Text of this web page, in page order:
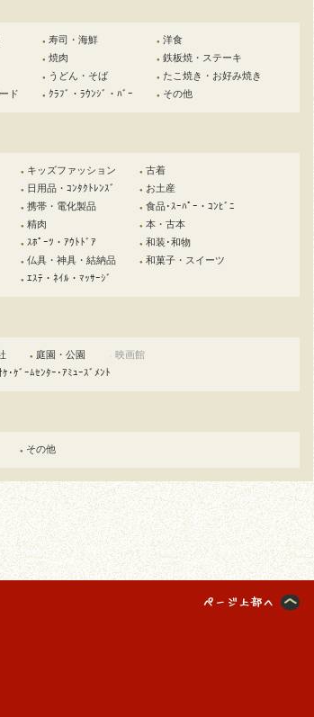
ド
● 寿司・海鮮
● 焼肉
● うどん・そば
● ｸﾗﾌﾞ・ﾗｳﾝｼﾞ・ﾊﾞｰ
● 洋食
● 鉄板焼・ステーキ
● たこ焼き・お好み焼き
● その他
● キッズファッション
● 日用品・ｺﾝﾀｸﾄﾚﾝｽﾞ
● 携帯・電化製品
● 精肉
● ｽﾎﾟｰﾂ・ｱｳﾄﾄﾞｱ
● 仏具・神具・結納品
● ｴｽﾃ・ﾈｲﾙ・ﾏｯｻｰｼﾞ
● 古着
● お土産
● 食品･ｽｰﾊﾟｰ・ｺﾝﾋﾞﾆ
● 本・古本
● 和装･和物
● 和菓子・スイーツ
● 庭園・公園 映画館
ｹ･ｹﾞｰﾑｾﾝﾀｰ･ｱﾐｭｰｽﾞﾒﾝﾄ
● その他